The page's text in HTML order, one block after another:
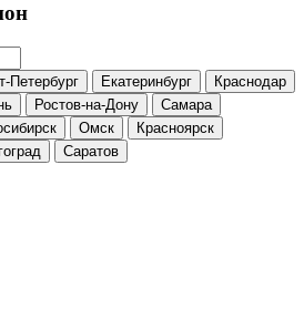
Петербург Екатеринбург
Краснодар
Ростов-на-Дону
Самара
Омск
Красноярск
Саратов